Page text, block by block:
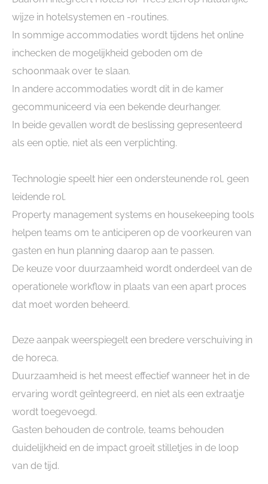
wijze in hotelsystemen en -routines.
In sommige accommodaties wordt tijdens het online
inchecken de mogelijkheid geboden om de
schoonmaak over te slaan.
In andere accommodaties wordt dit in de kamer
gecommuniceerd via een bekende deurhanger.
In beide gevallen wordt de beslissing gepresenteerd
als een optie, niet als een verplichting.
Technologie speelt hier een ondersteunende rol, geen
leidende rol.
Property management systems en housekeeping tools
helpen teams om te anticiperen op de voorkeuren van
gasten en hun planning daarop aan te passen.
De keuze voor duurzaamheid wordt onderdeel van de
operationele workflow in plaats van een apart proces
dat moet worden beheerd.
Deze aanpak weerspiegelt een bredere verschuiving in
de horeca.
Duurzaamheid is het meest effectief wanneer het in de
ervaring wordt geïntegreerd, en niet als een extraatje
wordt toegevoegd.
Gasten behouden de controle, teams behouden
duidelijkheid en de impact groeit stilletjes in de loop
van de tijd.